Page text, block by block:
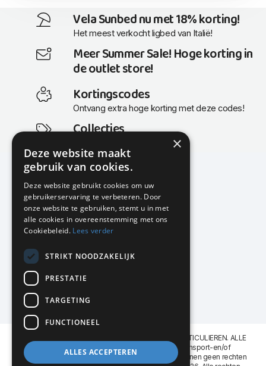
Vela Sunbed nu met 18% korting!
Het meest verkocht ligbed van Italië!
Meer Summer Sale! Hoge korting in
de outlet store!
Kortingscodes
Ontvang extra hoge korting met deze codes!
Collecties
Actuele en populaire collecties
KMP Kantoormeubilair
Airport Business Park
Frankfurtstraat 29-31
1175 RH Lijnden
020-617 01 26
info@kmpkantoormeubilair.nl
Facebook
Instagram
KMP Kantoormeubilair levert aan BEDRIJVEN en PARTICULIEREN. ALLE
GENOEMDE PRIJZEN ZIJN EXCL. 21% B.T.W. Transport-en/of
Montagekosten op aanvraag. Aan deze website kunnen geen rechten
×
Deze website maakt
gebruik van cookies.
Deze website gebruikt cookies om uw
gebruikerservaring te verbeteren. Door
onze website te gebruiken, stemt u in met
alle cookies in overeenstemming met ons
Cookiebeleid. Lees verder
STRIKT NOODZAKELIJK
PRESTATIE
TARGETING
FUNCTIONEEL
ALLES ACCEPTEREN